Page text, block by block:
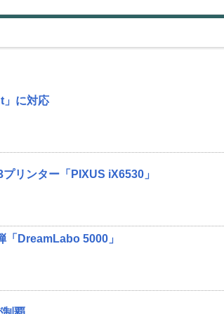
」に対応
リンター「PIXUS iX6530」
「DreamLabo 5000」